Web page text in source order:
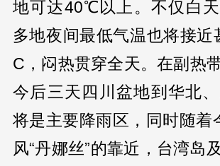
地可达40℃以上。不仅白
多地夜间最低气温也将接近
C，闷热贯穿全天。在副热
今后三天四川盆地到华北
将是主要降雨区，同时随着
风“丹娜丝”的靠近，台湾岛